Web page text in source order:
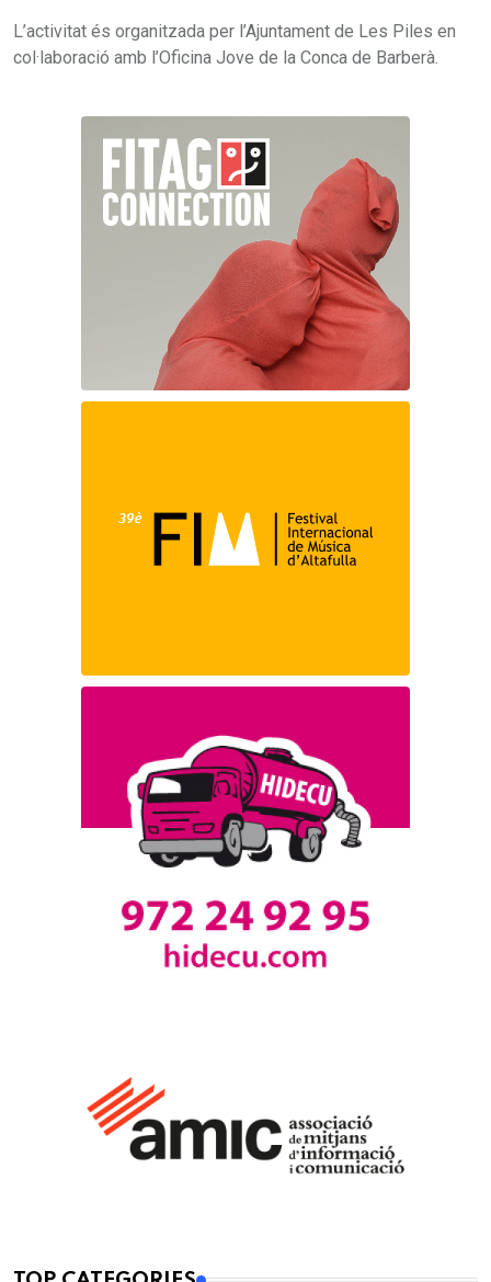
L’activitat és organitzada per l’Ajuntament de Les Piles en
col·laboració amb l’Oficina Jove de la Conca de Barberà.